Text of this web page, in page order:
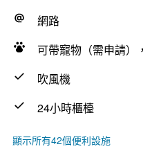
網路
可帶寵物（需申請）
吹風機
24小時櫃檯
顯示所有42個便利設施